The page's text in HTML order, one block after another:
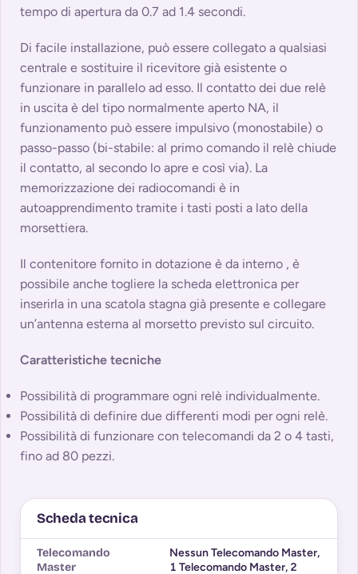
tempo di apertura da 0.7 ad 1.4 secondi.
Di facile installazione, può essere collegato a qualsiasi
centrale e sostituire il ricevitore già esistente o
funzionare in parallelo ad esso. Il contatto dei due relè
in uscita è del tipo normalmente aperto NA, il
funzionamento può essere impulsivo (monostabile) o
passo-passo (bi-stabile: al primo comando il relè chiude
il contatto, al secondo lo apre e così via). La
memorizzazione dei radiocomandi è in
autoapprendimento tramite i tasti posti a lato della
morsettiera.
Il contenitore fornito in dotazione è da interno , è
possibile anche togliere la scheda elettronica per
inserirla in una scatola stagna già presente e collegare
un’antenna esterna al morsetto previsto sul circuito.
Caratteristiche tecniche
Possibilità di programmare ogni relè individualmente.
Possibilità di definire due differenti modi per ogni relè.
Possibilità di funzionare con telecomandi da 2 o 4 tasti,
fino ad 80 pezzi.
Scheda tecnica
Telecomando
Master
Nessun Telecomando Master,
1 Telecomando Master, 2